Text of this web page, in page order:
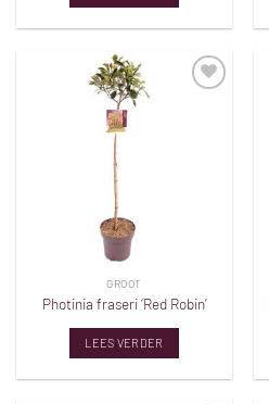
GROOT
Photinia fraseri ‘Red Robin’
LEES VERDER